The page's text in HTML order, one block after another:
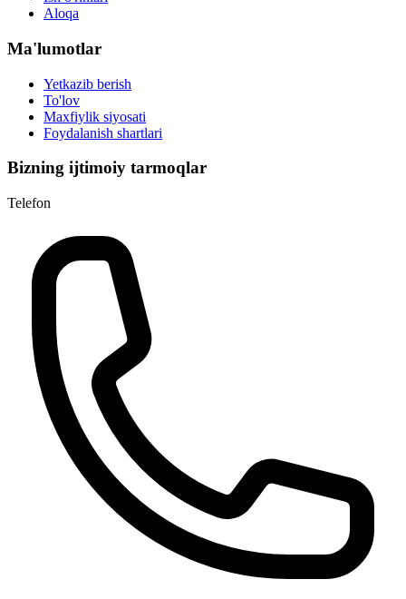
Aloqa
Ma'lumotlar
Yetkazib berish
To'lov
Maxfiylik siyosati
Foydalanish shartlari
Bizning ijtimoiy tarmoqlar
Telefon